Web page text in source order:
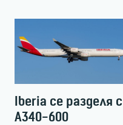
Iberia се разделя с
A340-600